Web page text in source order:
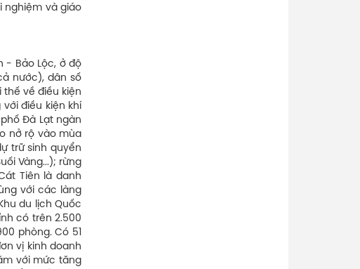
nghiệm và giáo
- Bảo Lộc, ở độ
nước), dân số
thế về điều kiện
điều kiện khí
Đà Lạt ngàn
nở rộ vào mùa
trữ sinh quyển
Vàng...); rừng
Tiên là danh
với các làng
du lịch Quốc
có trên 2.500
phòng. Có 51
vị kinh doanh
với mức tăng